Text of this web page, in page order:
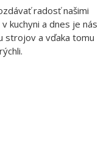
radosť našimi
kuchyni a dnes je nás
strojov a vďaka tomu